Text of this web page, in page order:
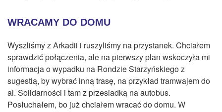
WRACAMY DO DOMU
Wyszliśmy z Arkadii i ruszyliśmy na przystanek. Chciałem
sprawdzić połączenia, ale na pierwszy plan wskoczyła mi
informacja o wypadku na Rondzie Starzyńskiego z
sugestią, by wybrać inną trasę, na przykład tramwajem do
al. Solidarności i tam z przesiadką na autobus.
Posłuchałem, bo już chciałem wracać do domu. W